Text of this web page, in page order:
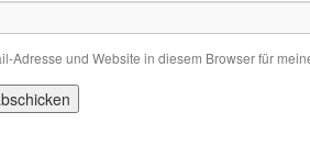
Adresse und Website in diesem Browser für